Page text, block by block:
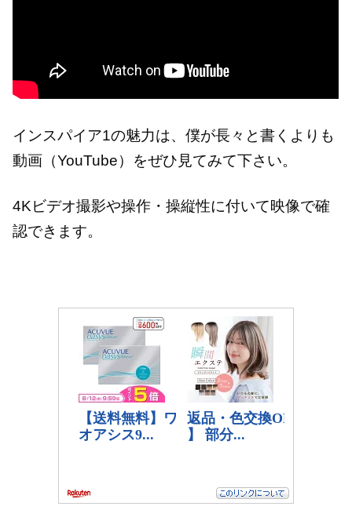
インスパイア1の魅力は、僕が長々と書くよりも
動画（YouTube）をぜひ見てみて下さい。
4Kビデオ撮影や操作・操縦性に付いて映像で確
認できます。